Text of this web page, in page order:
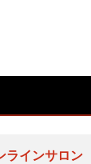
ラインサロン